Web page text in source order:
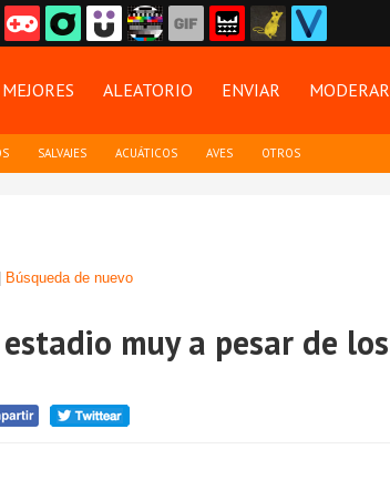
MEJORES ALEATORIO ENVIAR MODERAR
SALVAJES ACUÁTICOS AVES OTROS
Búsqueda de nuevo
muy a pesar de los